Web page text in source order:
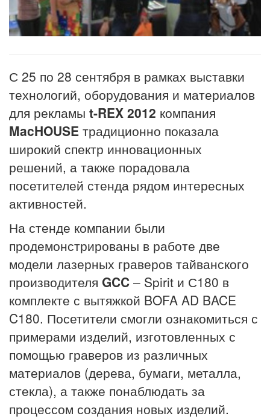
С 25 по 28 сентября в рамках выставки
технологий, оборудования и материалов
для рекламы t-REX 2012 компания
MacHOUSE традиционно показала
широкий спектр инновационных
решений, а также порадовала
посетителей стенда рядом интересных
активностей.
На стенде компании были
продемонстрированы в работе две
модели лазерных граверов тайванского
производителя GCC – Spirit и С180 в
комплекте с вытяжкой BOFA AD BACE
C180. Посетители смогли ознакомиться с
примерами изделий, изготовленных с
помощью граверов из различных
материалов (дерева, бумаги, металла,
стекла), а также понаблюдать за
процессом создания новых изделий.